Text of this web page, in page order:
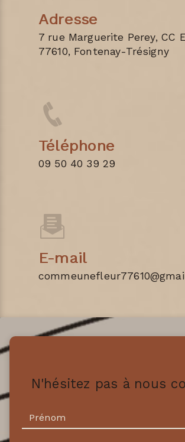
Adresse
7 rue Marguerite Perey, CC
77610, Fontenay-Trésigny
Téléphone
09 50 40 39 29
E-mail
N'hésitez pas à nous